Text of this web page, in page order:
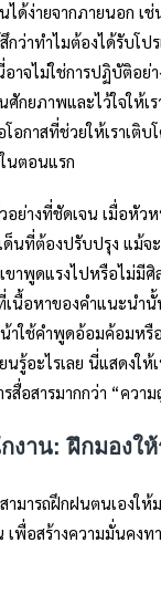
ด้ง่ายจากภายนอก เช่
กว่าทำไมต้องได้รับโป
าจไม่ใช่การปฏิบัติอย่า
กยภาพและไว้ใจให้เ
อกาสที่ช่วยให้เราเติบ
นตอนแรก
ย่างที่ชัดเจน เมื่อหัวห
นที่ต้องปรับปรุง แม้จ
ขาพูดแรงไปหรือไม่มี
เนื้อหาของคำแนะนำนั้
ใช้คำพูดอ้อมค้อมหรือ
นรู้อะไรเลย นี่แสดงให้
รสื่อสารมากกว่า “ควา
งาน: ฝึกมองใ
ามารถฝึกฝนตนเองให้
เพื่อสร้างความมั่นคงท